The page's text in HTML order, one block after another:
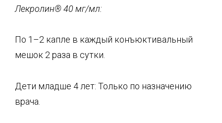
Лекролин®40 мг/мл:
По 1–2 капле в каждый конъюктивальный
мешок 2 раза в сутки.
Дети младше 4 лет: Только по назначению
врача.